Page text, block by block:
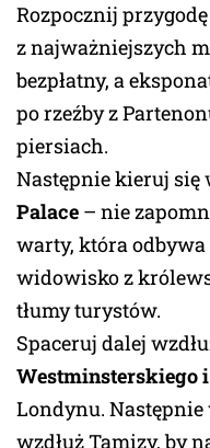
Rozpocznij
z najważniejszych
bezpłatny, a
po rzeźby z
piersiach.
Następnie kieruj się
Palace – nie
warty, która odbywa
widowisko z
tłumy turystów.
Spaceruj dalej
Westminsterskiego i
Londynu. Następnie
wzdłuż Tamizy, by